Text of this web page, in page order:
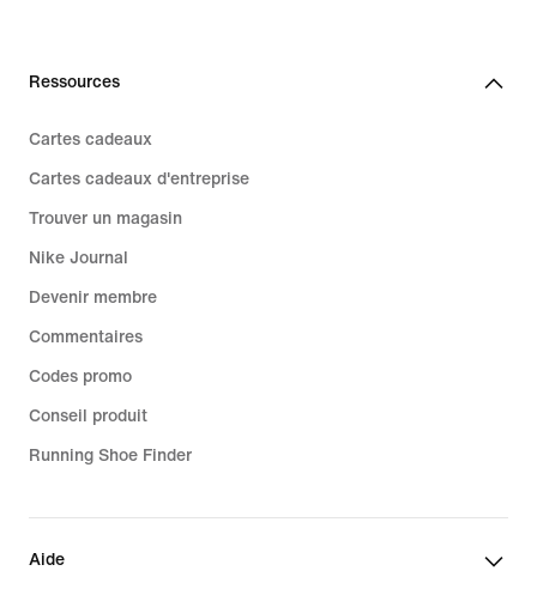
Ressources
Cartes cadeaux
Cartes cadeaux d'entreprise
Trouver un magasin
Nike Journal
Devenir membre
Commentaires
Codes promo
Conseil produit
Running Shoe Finder
Aide